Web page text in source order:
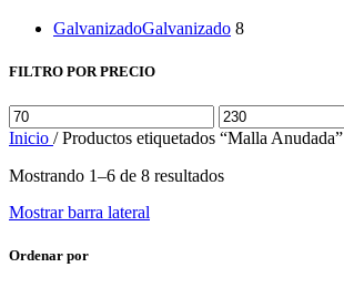
GalvanizadoGalvanizado 8
FILTRO POR PRECIO
Precio
mínimo
Precio
máximo
Inicio / Productos etiquetados “Malla Anudada”
Mostrando 1–6 de 8 resultados
Mostrar barra lateral
Ordenar por